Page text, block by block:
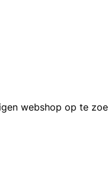
webshop op te